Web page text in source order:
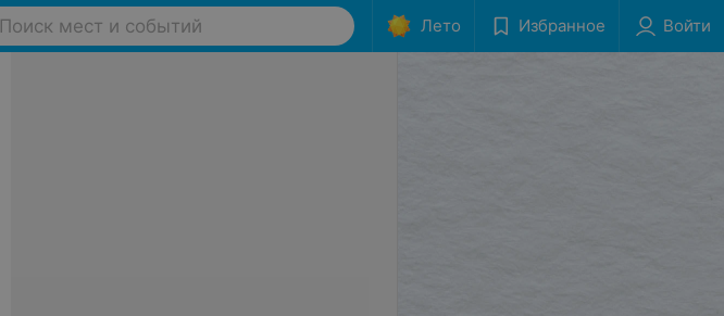
Поиск мест и событий Лето Избранное Войти